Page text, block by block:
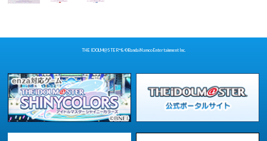
THE IDOLM@STER™& ©Bandai Namco Entertainment Inc.